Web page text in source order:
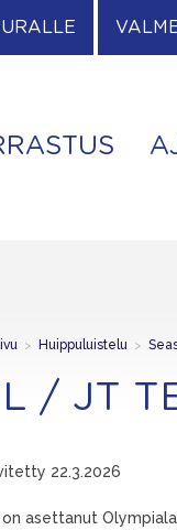
> Huippuluistelu >
/ JT
22.3.2026
on asettanut